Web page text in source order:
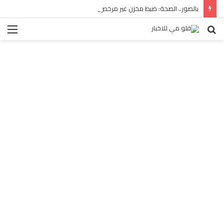
بالصور.. الصحة: ضبط مخزن غير مرخص للأدوية المهربة بالبساتين
بحث